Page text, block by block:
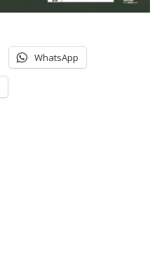
WhatsApp